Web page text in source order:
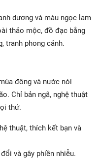
dương và màu ngọc lam
thảo mộc, đồ đạc bằng
tranh phong cảnh.
đông và nước nói
Chỉ bản ngã, nghệ thuật
thứ.
thuật, thích kết bạn và
và gây phiền nhiễu.